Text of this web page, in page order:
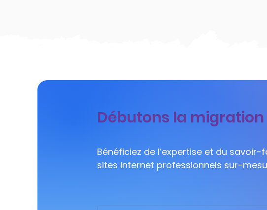
Débutons la
Bénéficiez de l’expertise et du
sites internet professionnels sur-